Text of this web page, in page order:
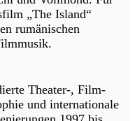
„The Island“
rumänischen
Theater-, Film-
und internationale